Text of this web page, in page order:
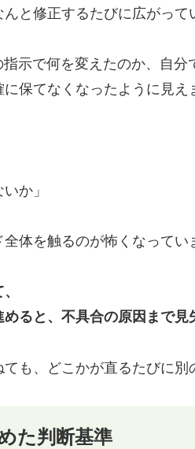
と修正するたびに広がって
示で何を変えたのか、自
保てなくなったように見え
か」
体を触るのが怖くなってい
ると、不具合の原因まで見
も、どこかが直るたびに別
た判断基準